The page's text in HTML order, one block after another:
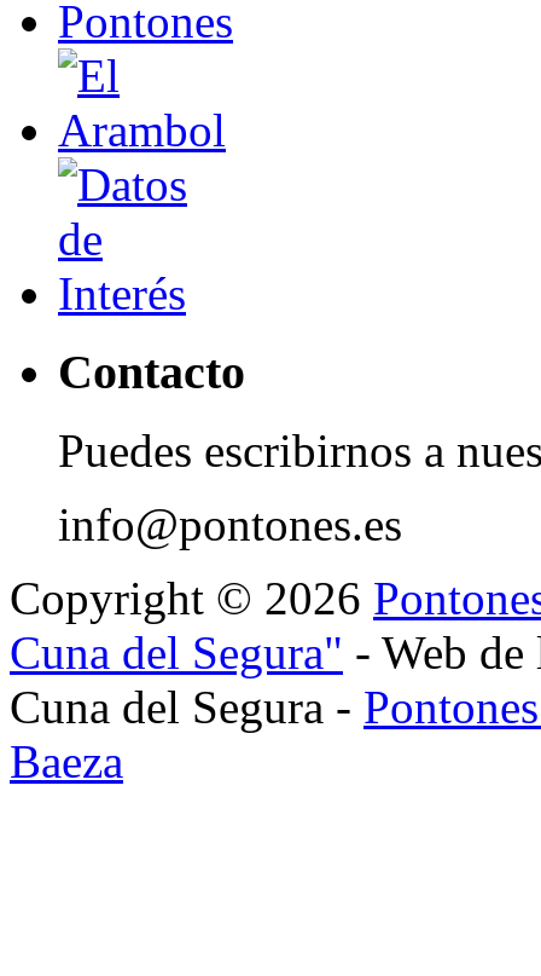
Contacto
Puedes escribirnos a
info@pontones.es
Copyright © 2026
Cuna del Segura" - Web
Cuna del Segura -
Baeza